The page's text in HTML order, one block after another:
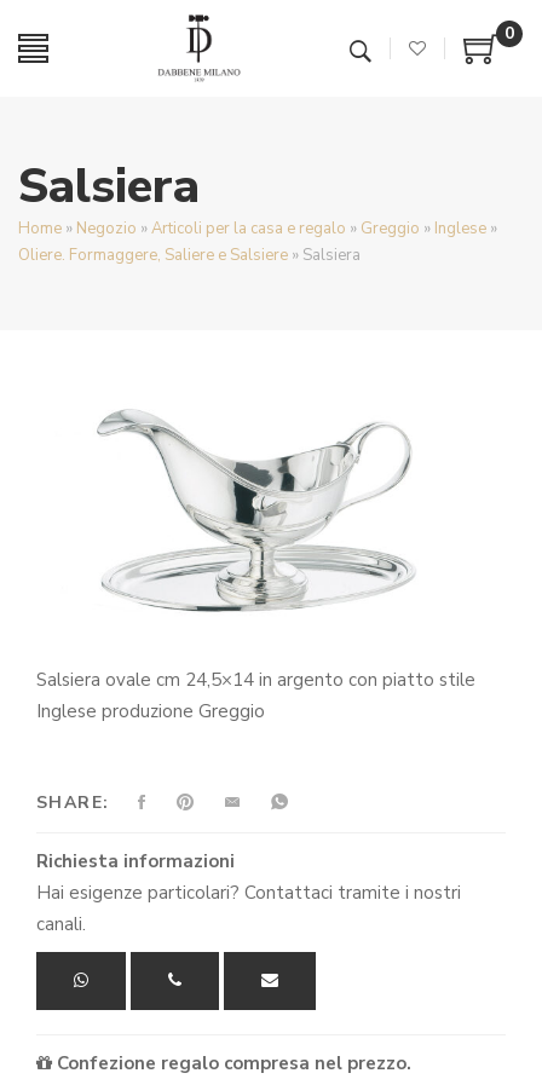
0
Salsiera
Home » Negozio »Articoli per la casa e regalo » Greggio » Inglese »
Oliere. Formaggere, Saliere e Salsiere » Salsiera
Salsiera ovale cm 24,5×14 in argento con piatto stile
Inglese produzione Greggio
SHARE:
Richiesta informazioni
Hai esigenze particolari? Contattaci tramite i nostri
canali.
Confezione regalo compresa nel prezzo.